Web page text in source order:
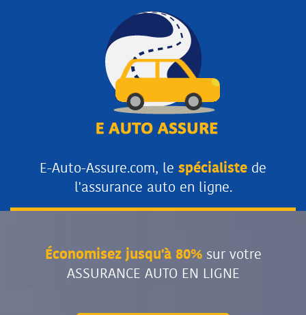
E-Auto-Assure.com, le spécialiste de
l'assurance auto en ligne.
Économisez jusqu'à 80% sur votre
ASSURANCE AUTO EN LIGNE